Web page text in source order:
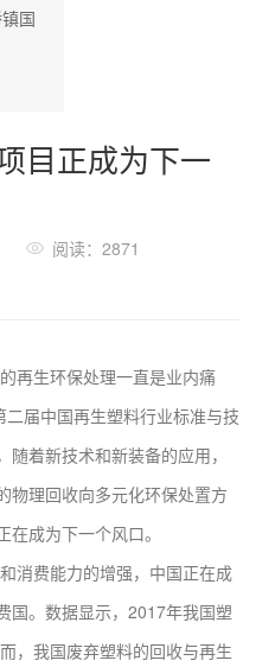
国
目正成为下一
阅读：2871
生环保处理一直是业内痛
届中国再生塑料行业标准与技
着新技术和新装备的应用，
物理回收向多元化环保处置方
成为下一个风口。
费能力的增强，中国正在成
国。数据显示，2017年我国塑
，我国废弃塑料的回收与再生